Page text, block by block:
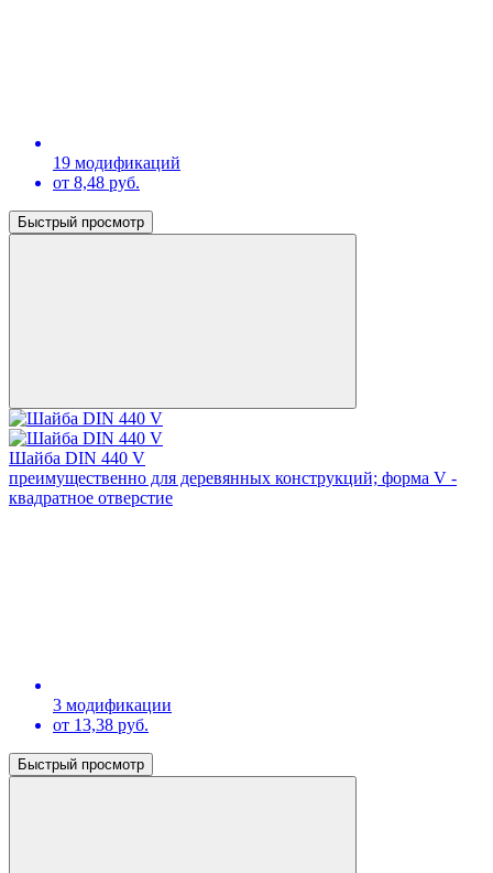
19 модификаций
от 8,48 руб.
Быстрый просмотр
Шайба DIN 440 V
преимущественно для деревянных конструкций; форма V -
квадратное отверстие
3 модификации
от 13,38 руб.
Быстрый просмотр